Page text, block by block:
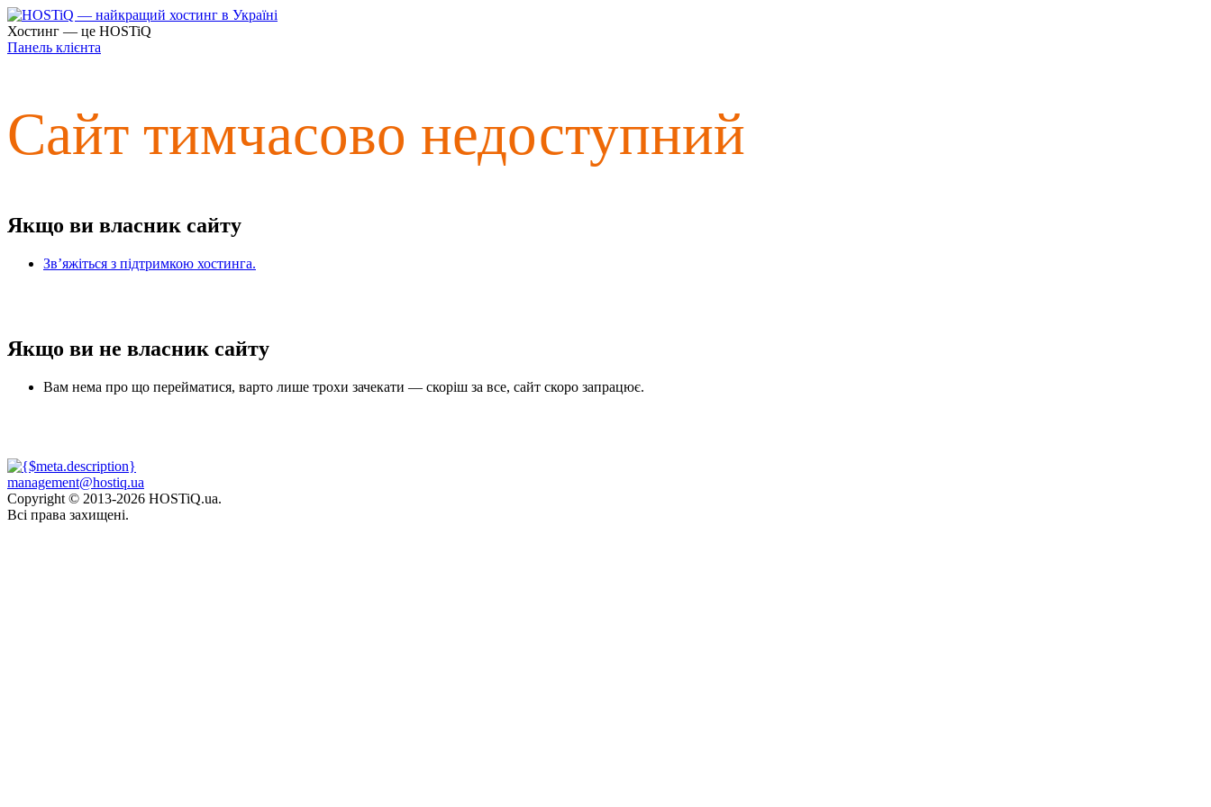
Хостинг — це HOSTiQ
Панель клієнта
Сайт тимчасово недоступний
Якщо ви власник сайту
Зв’яжіться з підтримкою хостинга.
Якщо ви не власник сайту
Вам нема про що перейматися, варто лише трохи зачекати — скоріш за все, сайт скоро запрацює.
management@hostiq.ua
Copyright © 2013-2026 HOSTiQ.ua.
Всі права захищені.